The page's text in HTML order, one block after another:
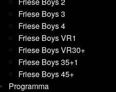
Friese Boys 3
Friese Boys 4
Friese Boys VR1
Friese Boys VR30+
Friese Boys 35+1
Friese Boys 45+
Programma